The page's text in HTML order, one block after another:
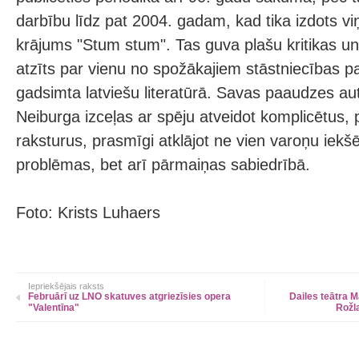
darbību līdz pat 2004. gadam, kad tika izdots
krājums "Stum stum". Tas guva plašu kritikas
atzīts par vienu no spožākajiem stāstniecības
gadsimta latviešu literatūrā. Savas paaudzes
Neiburga izceļas ar spēju atveidot komplicētus,
raksturus, prasmīgi atklājot ne vien varoņu
problēmas, bet arī pārmaiņas sabiedrībā.
Foto: Krists Luhaers
Iepriekšējais raksts
Februārī uz LNO skatuves atgriezīsies opera
"Valentīna"
Dailes teātra